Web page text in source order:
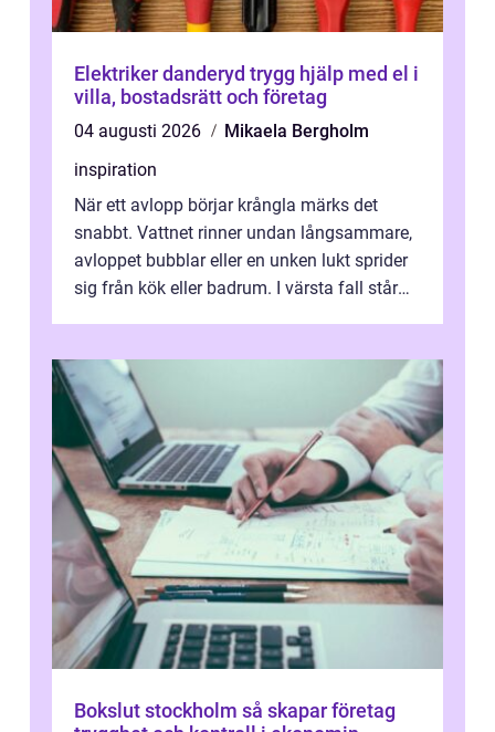
Elektriker danderyd trygg hjälp med el i
villa, bostadsrätt och företag
04 augusti 2026
Mikaela Bergholm
inspiration
När ett avlopp börjar krångla märks det
snabbt. Vattnet rinner undan långsammare,
avloppet bubblar eller en unken lukt sprider
sig från kök eller badrum. I värsta fall står
Bokslut stockholm så skapar företag